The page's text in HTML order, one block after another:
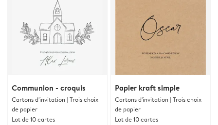
Communion - croquis
Cartons d'invitation | Trois choix
de papier
Lot de 10 cartes
Papier kraft simple
Cartons d'invitation | Trois choix
de papier
Lot de 10 cartes